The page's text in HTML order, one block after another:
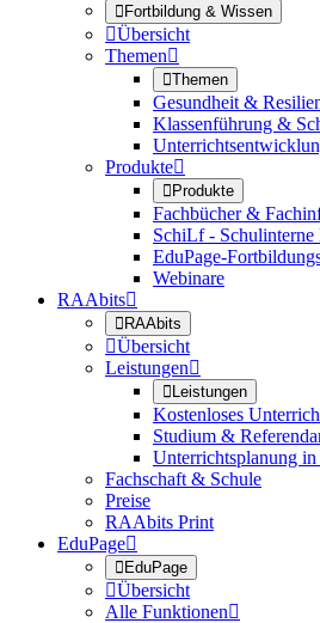
Fortbildung & Wissen
Übersicht
Themen
Themen
Gesundheit &
Klassenführung &
Produkte
Produkte
Fachbücher &
SchiLf -
EduPage-
Webinare
RAAbits
RAAbits
Übersicht
Leistungen
Leistungen
Kostenloses
Studium &
Unterrichtsplanung
Fachschaft & Schule
Preise
RAAbits Print
EduPage
EduPage
Übersicht
Alle Funktionen